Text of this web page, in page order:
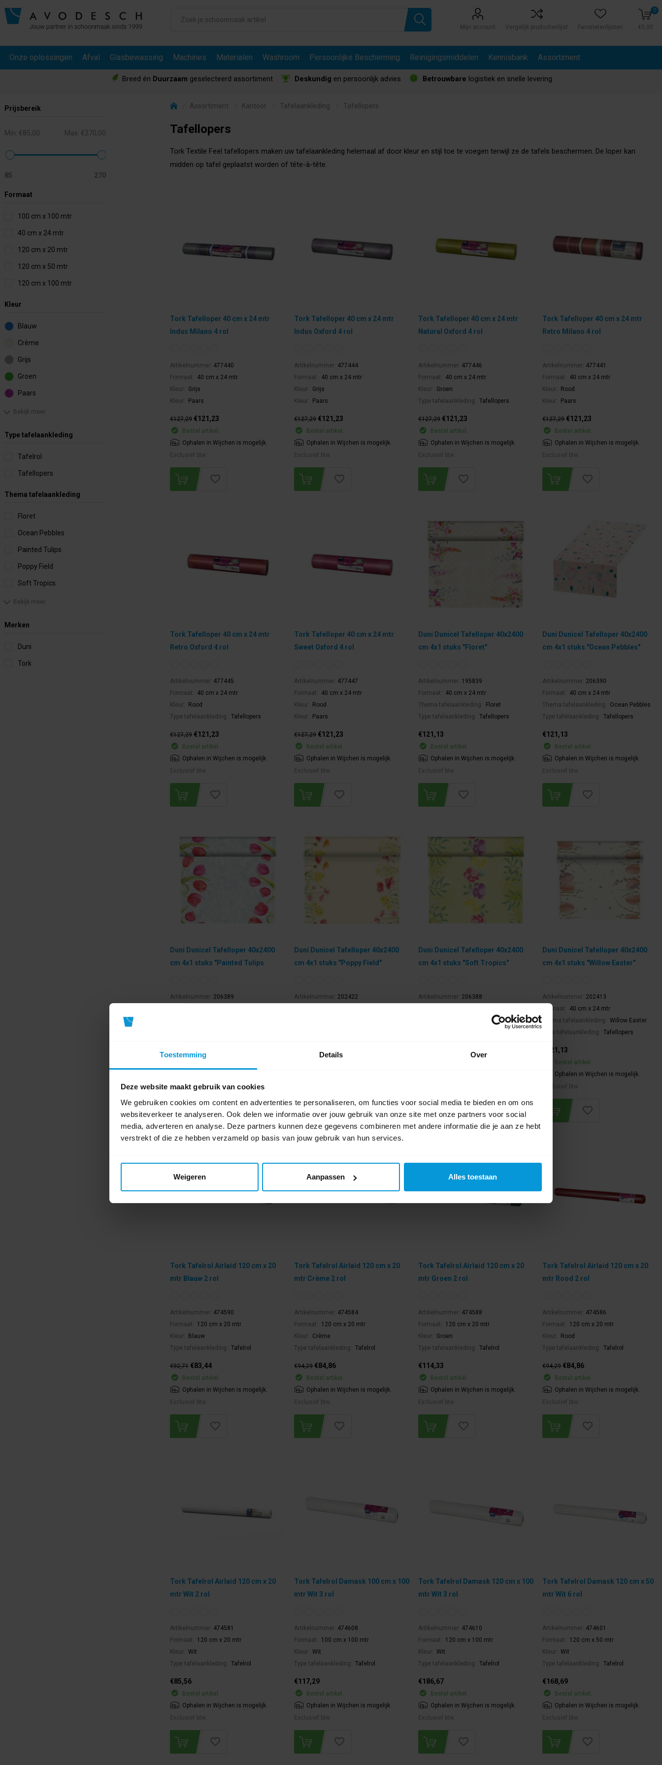
Toestemming Details Over
Deze website maakt gebruik van cookies
We gebruiken cookies om content en advertenties te personaliseren, om functies voor social media te bieden en om ons
websiteverkeer te analyseren. Ook delen we informatie over jouw gebruik van onze site met onze partners voor social
media, adverteren en analyse. Deze partners kunnen deze gegevens combineren met andere informatie die je aan ze hebt
verstrekt of die ze hebben verzameld op basis van jouw gebruik van hun services.
Weigeren Aanpassen Alles toestaan
Mijn account Vergelijk productenlijst Favorietenlijsten
0
€0,00
Onze oplossingen Afval Glasbewassing Machines Materialen Washroom Persoonlijke Bescherming Reinigingsmiddelen Kennisbank Assortiment
Breed én Duurzaam geselecteerd assortiment Deskundig en persoonlijk advies Betrouwbare logistiek en snelle levering
Prijsbereik
Min: €85,00 Max: €270,00
85 270
Formaat
100 cm x 100 mtr
40 cm x 24 mtr
120 cm x 20 mtr
120 cm x 50 mtr
120 cm x 100 mtr
Kleur
Blauw
Crème
Grijs
Groen
Paars
Bekijk meer
Type tafelaankleding
Tafelrol
Tafellopers
Thema tafelaankleding
Floret
Ocean Pebbles
Painted Tulips
Poppy Field
Soft Tropics
Bekijk meer
Merken
Duni
Tork
Assortiment Kantoor Tafelaankleding Tafellopers
Tafellopers
Tork Textile Feel tafellopers maken uw tafelaankleding helemaal af door kleur en stijl toe te voegen terwijl ze de tafels beschermen. De loper kan
midden op tafel geplaatst worden of tête-à-tête.
Tork Tafelloper 40 cm x 24 mtr
Indus Milano 4 rol
Artikelnummer: 477440
Formaat:
40 cm x 24 mtr
Kleur:
Grijs
Kleur:
Paars
€127,29 €121,23
Bestel artikel.
Ophalen in Wijchen is mogelijk.
Exclusief btw.
Tork Tafelloper 40 cm x 24 mtr
Indus Oxford 4 rol
Artikelnummer: 477444
Formaat:
40 cm x 24 mtr
Kleur:
Grijs
Kleur:
Paars
€127,29 €121,23
Bestel artikel.
Ophalen in Wijchen is mogelijk.
Exclusief btw.
Tork Tafelloper 40 cm x 24 mtr
Natural Oxford 4 rol
Artikelnummer: 477446
Formaat:
40 cm x 24 mtr
Kleur:
Groen
Type tafelaankleding:
Tafellopers
€127,29 €121,23
Bestel artikel.
Ophalen in Wijchen is mogelijk.
Exclusief btw.
Tork Tafelloper 40 cm x 24 mtr
Retro Milano 4 rol
Artikelnummer: 477441
Formaat:
40 cm x 24 mtr
Kleur:
Rood
Kleur:
Paars
€127,29 €121,23
Bestel artikel.
Ophalen in Wijchen is mogelijk.
Exclusief btw.
Tork Tafelloper 40 cm x 24 mtr
Retro Oxford 4 rol
Artikelnummer: 477445
Formaat:
40 cm x 24 mtr
Kleur:
Rood
Type tafelaankleding:
Tafellopers
€127,29 €121,23
Bestel artikel.
Ophalen in Wijchen is mogelijk.
Exclusief btw.
Tork Tafelloper 40 cm x 24 mtr
Sweet Oxford 4 rol
Artikelnummer: 477447
Formaat:
40 cm x 24 mtr
Kleur:
Rood
Kleur:
Paars
€127,29 €121,23
Bestel artikel.
Ophalen in Wijchen is mogelijk.
Exclusief btw.
Duni Dunicel Tafelloper 40x2400
cm 4x1 stuks "Floret"
Artikelnummer: 195839
Formaat:
40 cm x 24 mtr
Thema tafelaankleding:
Floret
Type tafelaankleding:
Tafellopers
€121,13
Bestel artikel.
Ophalen in Wijchen is mogelijk.
Exclusief btw.
Duni Dunicel Tafelloper 40x2400
cm 4x1 stuks "Ocean Pebbles"
Artikelnummer: 206390
Formaat:
40 cm x 24 mtr
Thema tafelaankleding:
Ocean Pebbles
Type tafelaankleding:
Tafellopers
€121,13
Bestel artikel.
Ophalen in Wijchen is mogelijk.
Exclusief btw.
Duni Dunicel Tafelloper 40x2400
cm 4x1 stuks "Painted Tulips
Artikelnummer: 206389
Exclusief btw.
Duni Dunicel Tafelloper 40x2400
cm 4x1 stuks "Poppy Field"
Artikelnummer: 202422
Duni Dunicel Tafelloper 40x2400
cm 4x1 stuks "Soft Tropics"
Artikelnummer: 206388
Soft Tropics
Duni Dunicel Tafelloper 40x2400
cm 4x1 stuks "Willow Easter"
Artikelnummer: 202413
Formaat:
40 cm x 24 mtr
Thema tafelaankleding:
Willow Easter
Type tafelaankleding:
Tafellopers
€121,13
Bestel artikel.
Ophalen in Wijchen is mogelijk.
Exclusief btw.
Tork Tafelrol Airlaid 120 cm x 20
mtr Blauw 2 rol
Artikelnummer: 474590
Formaat:
120 cm x 20 mtr
Kleur:
Blauw
Type tafelaankleding:
Tafelrol
€92,71 €83,44
Bestel artikel.
Ophalen in Wijchen is mogelijk.
Exclusief btw.
Tork Tafelrol Airlaid 120 cm x 20
mtr Crème 2 rol
Artikelnummer: 474584
Formaat:
120 cm x 20 mtr
Kleur:
Crème
Type tafelaankleding:
Tafelrol
€94,29 €84,86
Bestel artikel.
Ophalen in Wijchen is mogelijk.
Exclusief btw.
Tork Tafelrol Airlaid 120 cm x 20
mtr Groen 2 rol
Artikelnummer: 474588
Formaat:
120 cm x 20 mtr
Kleur:
Groen
Type tafelaankleding:
Tafelrol
€114,33
Bestel artikel.
Ophalen in Wijchen is mogelijk.
Exclusief btw.
Tork Tafelrol Airlaid 120 cm x 20
mtr Rood 2 rol
Artikelnummer: 474586
Formaat:
120 cm x 20 mtr
Kleur:
Rood
Type tafelaankleding:
Tafelrol
€94,29 €84,86
Bestel artikel.
Ophalen in Wijchen is mogelijk.
Exclusief btw.
Tork Tafelrol Airlaid 120 cm x 20
mtr Wit 2 rol
Artikelnummer: 474581
Formaat:
120 cm x 20 mtr
Kleur:
Wit
Type tafelaankleding:
Tafelrol
€85,56
Bestel artikel.
Ophalen in Wijchen is mogelijk.
Exclusief btw.
Tork Tafelrol Damask 100 cm x 100
mtr Wit 3 rol
Artikelnummer: 474608
Formaat:
100 cm x 100 mtr
Kleur:
Wit
Type tafelaankleding:
Tafelrol
€117,29
Bestel artikel.
Ophalen in Wijchen is mogelijk.
Exclusief btw.
Tork Tafelrol Damask 120 cm x 100
mtr Wit 3 rol
Artikelnummer: 474610
Formaat:
120 cm x 100 mtr
Kleur:
Wit
Type tafelaankleding:
Tafelrol
€186,67
Bestel artikel.
Ophalen in Wijchen is mogelijk.
Exclusief btw.
Tork Tafelrol Damask 120 cm x 50
mtr Wit 6 rol
Artikelnummer: 474601
Formaat:
120 cm x 50 mtr
Kleur:
Wit
Type tafelaankleding:
Tafelrol
€168,69
Bestel artikel.
Ophalen in Wijchen is mogelijk.
Exclusief btw.